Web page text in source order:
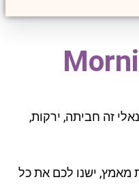
זה חביתה, ירקות,
ישנו לכם את כל